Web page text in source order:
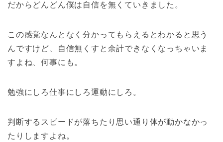
だからどんどん僕は自信を無くていきました。
この感覚なんとなく分かってもらえるとわかると思う
んですけど、自信無くすと余計できなくなっちゃいま
すよね、何事にも。
勉強にしろ仕事にしろ運動にしろ。
判断するスピードが落ちたり思い通り体が動かなかっ
たりしますよね。